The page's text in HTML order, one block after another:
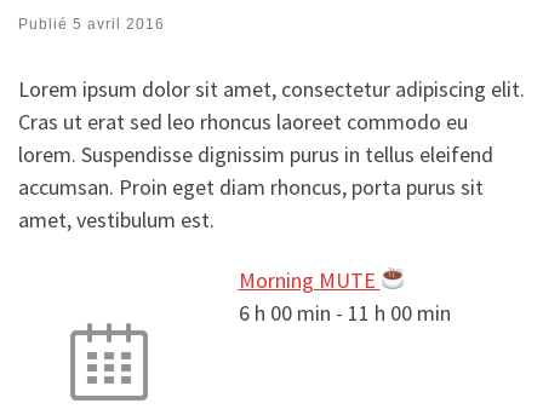
Publié 5 avril 2016
Lorem ipsum dolor sit amet, consectetur adipiscing elit.
Cras ut erat sed leo rhoncus laoreet commodo eu
lorem. Suspendisse dignissim purus in tellus eleifend
accumsan. Proin eget diam rhoncus, porta purus sit
amet, vestibulum est.
Morning MUTE
6 h 00 min - 11 h 00 min